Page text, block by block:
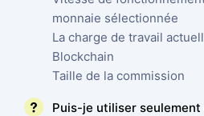
monnaie sélectionnée
La charge de travail
Blockchain
Taille de la commission
Puis-je utiliser seulement